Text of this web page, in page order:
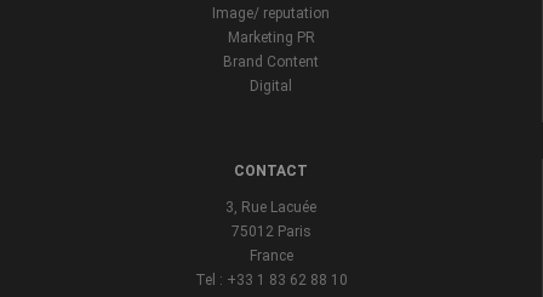
Image/ reputation
Marketing PR
Brand Content
Digital
CONTACT
3, Rue Lacuée
75012 Paris
France
Tel : +33 1 83 62 88 10